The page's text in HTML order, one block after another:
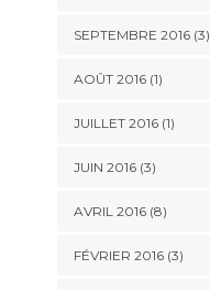
SEPTEMBRE 2016 (3)
AOÛT 2016 (1)
JUILLET 2016 (1)
JUIN 2016 (3)
AVRIL 2016 (8)
FÉVRIER 2016 (3)